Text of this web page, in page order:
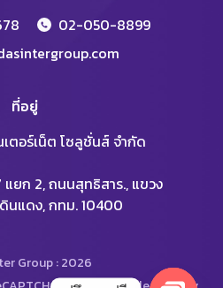
02-050-8899
ที่อยู่
ตอร์เน็ต โซลูชั่นส์ จำกัด
แยก 2, ถนนสุทธิสาร., แขวง
นแดง, กทม. 10400
Group : 2026